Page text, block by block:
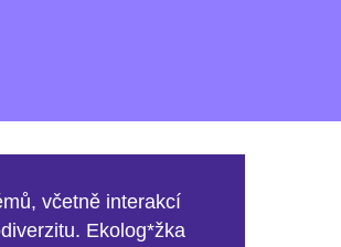
včetně interakcí
Ekolog*žka